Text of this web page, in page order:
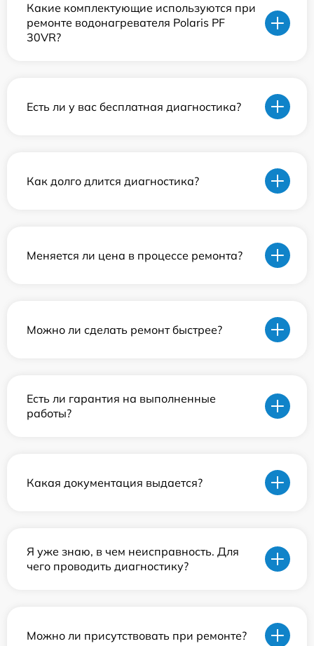
Какие комплектующие используются при
ремонте водонагревателя Polaris PF
30VR?
Есть ли у вас бесплатная диагностика?
Как долго длится диагностика?
Меняется ли цена в процессе ремонта?
Можно ли сделать ремонт быстрее?
Есть ли гарантия на выполненные
работы?
Какая документация выдается?
Я уже знаю, в чем неисправность. Для
чего проводить диагностику?
Можно ли присутствовать при ремонте?